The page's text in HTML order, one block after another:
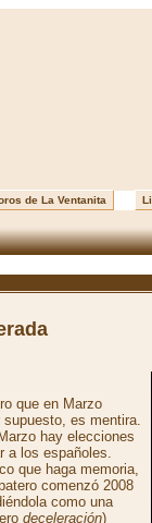
de La Ventanita
que en Marzo
es mentira.
hay elecciones
a los españoles.
que haga memoria,
comenzó 2008
como una
deceleración)